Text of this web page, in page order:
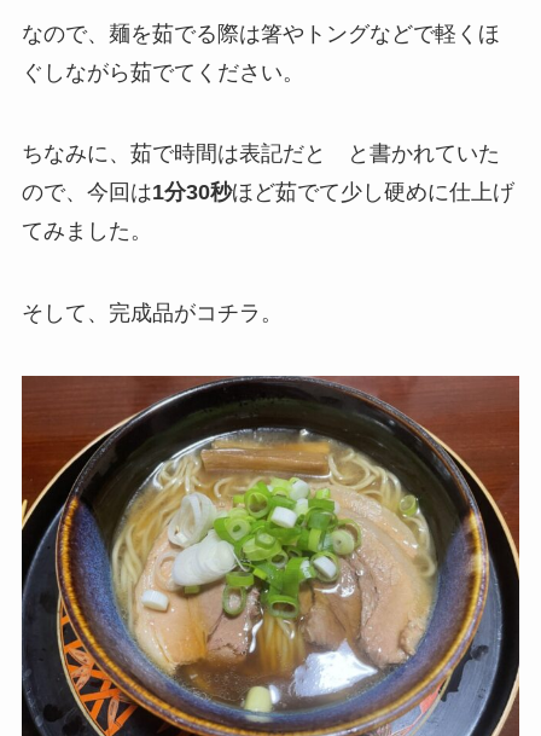
なので、麺を茹でる際は箸やトングなどで軽くほ
ぐしながら茹でてください。
ちなみに、茹で時間は表記だと と書かれていた
ので、今回は1分30秒ほど茹でて少し硬めに仕上げ
てみました。
そして、完成品がコチラ。